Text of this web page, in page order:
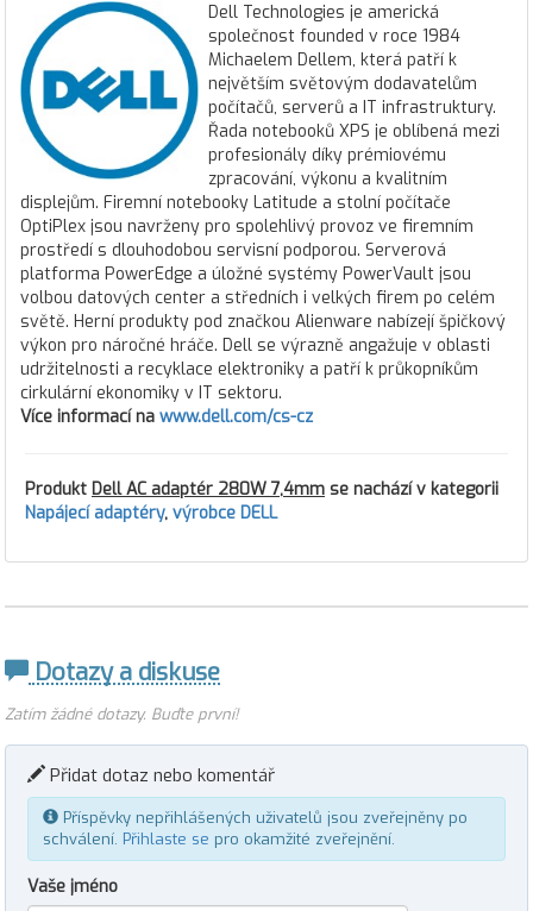
Dell Technologies je americká
společnost founded v roce 1984
Michaelem Dellem, která patří k
největším světovým dodavatelům
počítačů, serverů a IT infrastruktury.
Řada notebooků XPS je oblíbená mezi
profesionály díky prémiovému
zpracování, výkonu a kvalitním
displejům. Firemní notebooky Latitude a stolní počítače
OptiPlex jsou navrženy pro spolehlivý provoz ve firemním
prostředí s dlouhodobou servisní podporou. Serverová
platforma PowerEdge a úložné systémy PowerVault jsou
volbou datových center a středních i velkých firem po celém
světě. Herní produkty pod značkou Alienware nabízejí špičkový
výkon pro náročné hráče. Dell se výrazně angažuje v oblasti
udržitelnosti a recyklace elektroniky a patří k průkopníkům
cirkulární ekonomiky v IT sektoru.
Více informací na www.dell.com/cs-cz
Produkt Dell AC adaptér 280W 7,4mm se nachází v kategorii
Napájecí adaptéry, výrobce DELL
Dotazy a diskuse
Zatím žádné dotazy. Buďte první!
Přidat dotaz nebo komentář
Příspěvky nepřihlášených uživatelů jsou zveřejněny po
schválení. Přihlaste se pro okamžité zveřejnění.
Vaše jméno